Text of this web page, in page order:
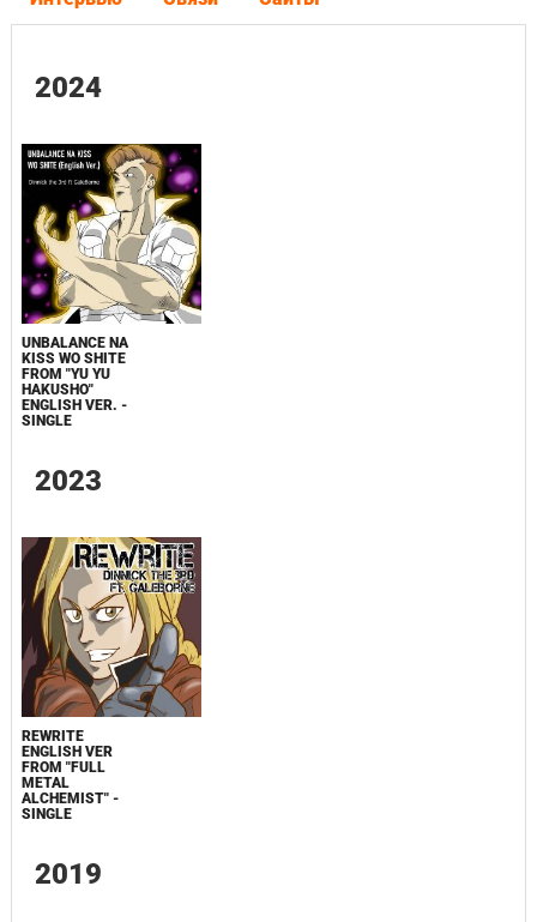
2024
UNBALANCE NA
KISS WO SHITE
FROM "YU YU
HAKUSHO"
ENGLISH VER. -
SINGLE
2023
REWRITE
ENGLISH VER
FROM "FULL
METAL
ALCHEMIST" -
SINGLE
2019